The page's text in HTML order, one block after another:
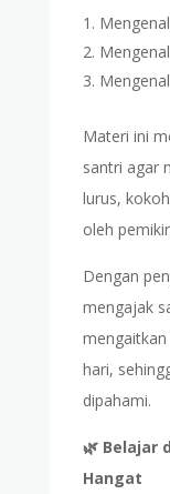
Materi ini
santri agar
lurus,
oleh
Dengan
mengajak
hari,
dipahami.
🌿 Belajar
Hangat